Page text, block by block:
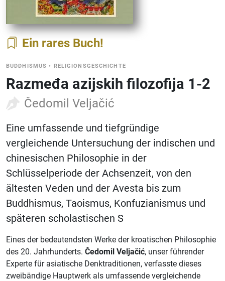
Ein rares Buch
BUDDHISMUS • RELIGIONSGESCHICHTE
Razmeđa azijskih filozofija 1-2
Čedomil Veljačić
Eine umfassende und tiefgründige
vergleichende Untersuchung der indischen und
chinesischen Philosophie in der
Schlüsselperiode der Achsenzeit, von den
ältesten Veden und der Avesta bis zum
Buddhismus, Taoismus, Konfuzianismus und
späteren scholastischen S
Eines der bedeutendsten Werke der kroatischen Philosophie
des 20. Jahrhunderts. Čedomil Veljačić, unser führender
Experte für asiatische Denktraditionen, verfasste dieses
zweibändige Hauptwerk als umfassende vergleichende